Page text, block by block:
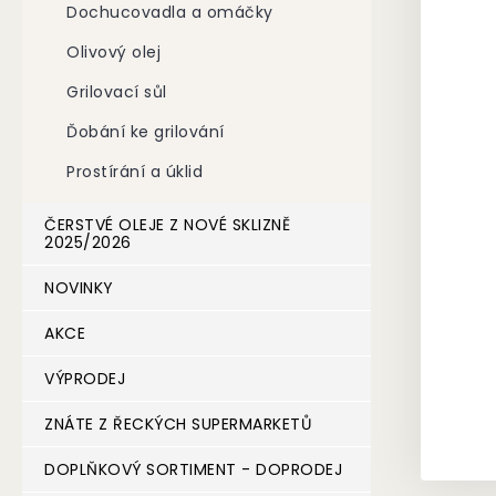
Dochucovadla a omáčky
Olivový olej
Grilovací sůl
Ďobání ke grilování
Prostírání a úklid
ČERSTVÉ OLEJE Z NOVÉ SKLIZNĚ
2025/2026
NOVINKY
AKCE
VÝPRODEJ
ZNÁTE Z ŘECKÝCH SUPERMARKETŮ
DOPLŇKOVÝ SORTIMENT - DOPRODEJ